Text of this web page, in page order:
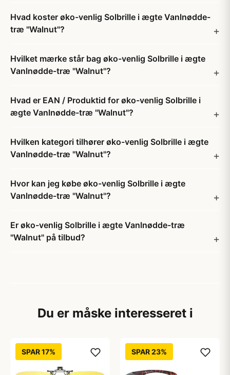
Hvad koster øko-venlig Solbrille i ægte Vanlnødde-
træ "Walnut"?
Hvilket mærke står bag øko-venlig Solbrille i ægte
Vanlnødde-træ "Walnut"?
Hvad er EAN / Produktid for øko-venlig Solbrille i
ægte Vanlnødde-træ "Walnut"?
Hvilken kategori tilhører øko-venlig Solbrille i ægte
Vanlnødde-træ "Walnut"?
Hvor kan jeg købe øko-venlig Solbrille i ægte
Vanlnødde-træ "Walnut"?
Er øko-venlig Solbrille i ægte Vanlnødde-træ
"Walnut" på tilbud?
Du er måske interesseret i
SPAR 17% SPAR 23%